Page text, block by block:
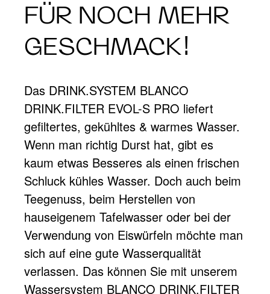
FÜR NOCH MEHR
GESCHMACK!
Das DRINK.SYSTEM BLANCO
DRINK.FILTER EVOL-S PRO liefert
gefiltertes, gekühltes & warmes Wasser.
Wenn man richtig Durst hat, gibt es
kaum etwas Besseres als einen frischen
Schluck kühles Wasser. Doch auch beim
Teegenuss, beim Herstellen von
hauseigenem Tafelwasser oder bei der
Verwendung von Eiswürfeln möchte man
sich auf eine gute Wasserqualität
verlassen. Das können Sie mit unserem
Wassersystem BLANCO DRINK.FILTER